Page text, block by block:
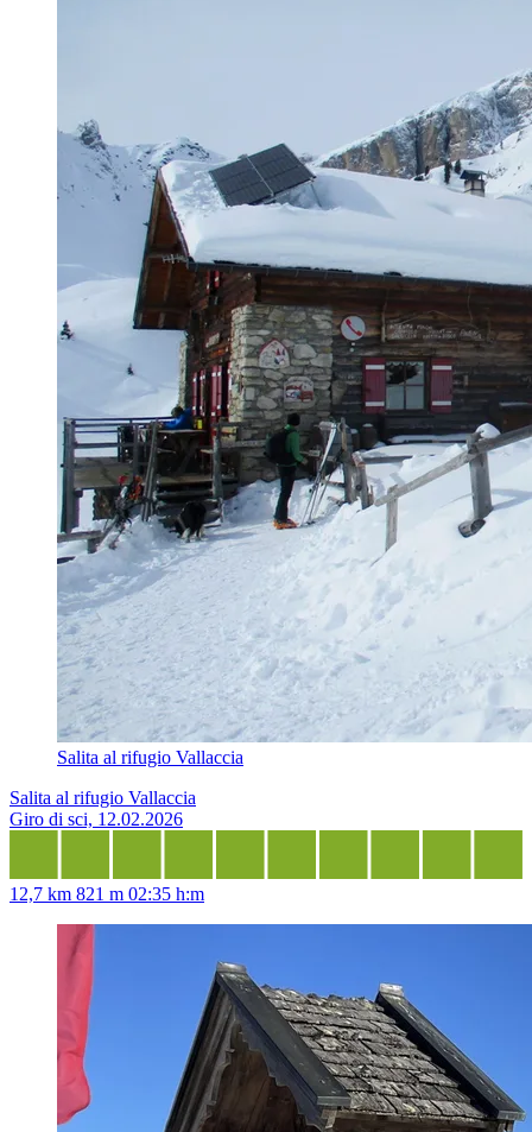
Salita al rifugio Vallaccia
Salita al rifugio Vallaccia
Giro di sci, 12.02.2026
12,7 km 821 m 02:35 h:m